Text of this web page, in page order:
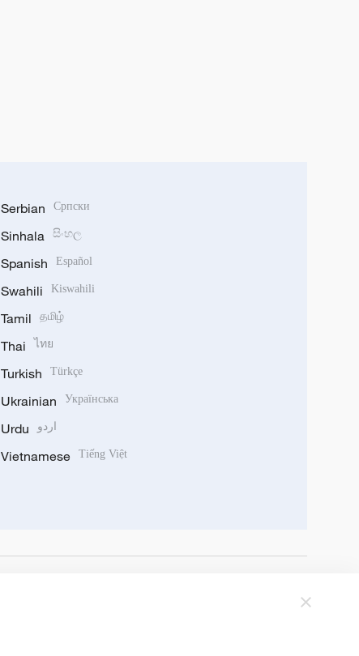
Serbian Српски
Sinhala සිංහල
Spanish Español
Swahili Kiswahili
Tamil தமிழ்
Thai ไทย
Turkish Türkçe
Ukrainian Українська
Urdu اردو
Vietnamese Tiếng Việt